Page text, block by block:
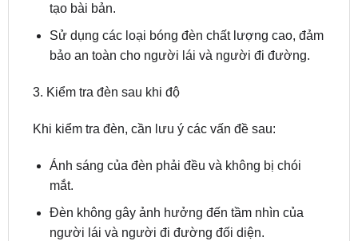
tạo bài bản.
Sử dụng các loại bóng đèn chất lượng cao, đảm
bảo an toàn cho người lái và người đi đường.
3. Kiểm tra đèn sau khi độ
Khi kiểm tra đèn, cần lưu ý các vấn đề sau:
Ánh sáng của đèn phải đều và không bị chói
mắt.
Đèn không gây ảnh hưởng đến tầm nhìn của
người lái và người đi đường đối diện.